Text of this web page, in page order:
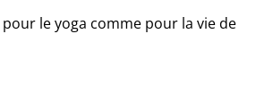
le yoga comme pour la vie de